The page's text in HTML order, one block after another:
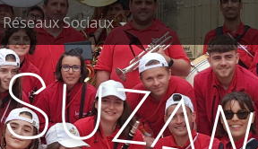
Réseaux Sociaux
Suza